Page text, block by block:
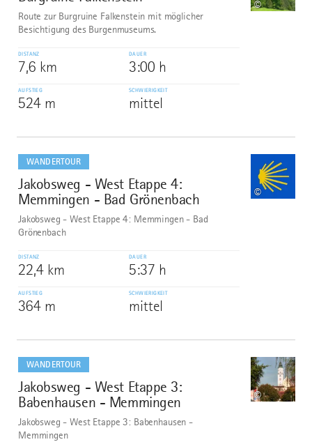
©
Route zur Burgruine Falkenstein mit möglicher
Besichtigung des Burgenmuseums.
DISTANZ
7,6 km
DAUER
3:00 h
AUFSTIEG
524 m
SCHWIERIGKEIT
mittel
WANDERTOUR
7
Jakobsweg - West Etappe 4:
Memmingen - Bad Grönenbach
©
Jakobsweg - West Etappe 4: Memmingen - Bad
Grönenbach
DISTANZ
22,4 km
DAUER
5:37 h
AUFSTIEG
364 m
SCHWIERIGKEIT
mittel
dazu
WANDERTOUR
8
Jakobsweg - West Etappe 3:
Babenhausen - Memmingen
©
Jakobsweg - West Etappe 3: Babenhausen -
Memmingen
dazu